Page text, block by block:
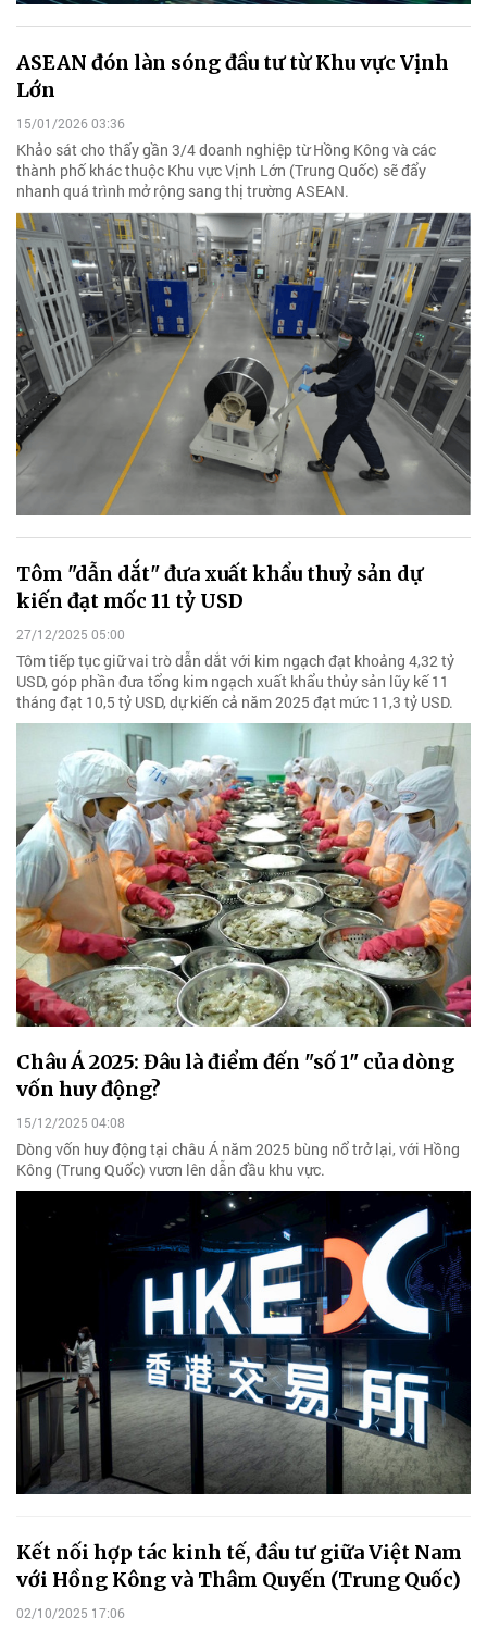
ASEAN đón làn sóng đầu tư từ Khu vực Vịnh
Lớn
15/01/2026 03:36
Khảo sát cho thấy gần 3/4 doanh nghiệp từ Hồng Kông và các
thành phố khác thuộc Khu vực Vịnh Lớn (Trung Quốc) sẽ đẩy
nhanh quá trình mở rộng sang thị trường ASEAN.
Tôm "dẫn dắt" đưa xuất khẩu thuỷ sản dự
kiến đạt mốc 11 tỷ USD
27/12/2025 05:00
Tôm tiếp tục giữ vai trò dẫn dắt với kim ngạch đạt khoảng 4,32 tỷ
USD, góp phần đưa tổng kim ngạch xuất khẩu thủy sản lũy kế 11
tháng đạt 10,5 tỷ USD, dự kiến cả năm 2025 đạt mức 11,3 tỷ USD.
Châu Á 2025: Đâu là điểm đến "số 1" của dòng
vốn huy động?
15/12/2025 04:08
Dòng vốn huy động tại châu Á năm 2025 bùng nổ trở lại, với Hồng
Kông (Trung Quốc) vươn lên dẫn đầu khu vực.
Kết nối hợp tác kinh tế, đầu tư giữa Việt Nam
với Hồng Kông và Thâm Quyến (Trung Quốc)
02/10/2025 17:06